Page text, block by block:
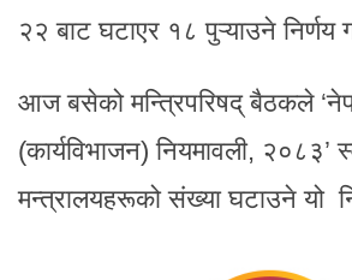
२२ बाट घटाएर १८ पुऱ्याउने निर्णय
आज बसेको मन्त्रिपरिषद् बैठकले
(कार्यविभाजन) नियमावली, २०८३’
मन्त्रालयहरूको संख्या घटाउने यो